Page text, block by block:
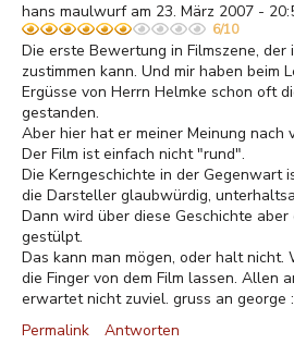
hans maulwurf am 23. März 2007 -
6/10
Die erste Bewertung in Filmszene, der
zustimmen kann. Und mir haben beim
Ergüsse von Herrn Helmke schon oft
gestanden.
Aber hier hat er meiner Meinung nach
Der Film ist einfach nicht "rund".
Die Kerngeschichte in der Gegenwart
die Darsteller glaubwürdig,
Dann wird über diese Geschichte aber
gestülpt.
Das kann man mögen, oder halt nicht.
die Finger von dem Film lassen. Allen
erwartet nicht zuviel. gruss an george
Permalink
Antworten